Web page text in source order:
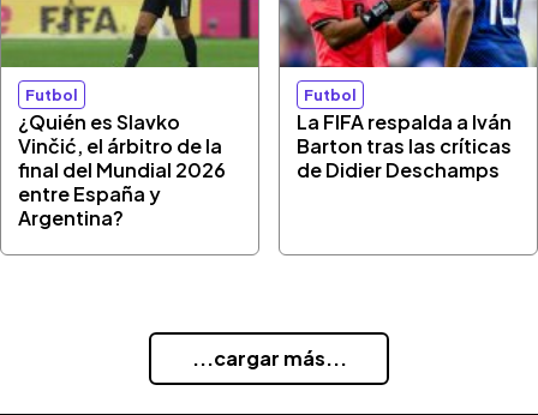
Futbol
¿Quién es Slavko
Vinčić, el árbitro de la
final del Mundial 2026
entre España y
Argentina?
Futbol
La FIFA respalda a Iván
Barton tras las críticas
de Didier Deschamps
...cargar más...